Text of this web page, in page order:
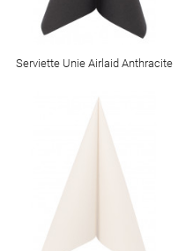
Serviette Unie Airlaid Anthracite